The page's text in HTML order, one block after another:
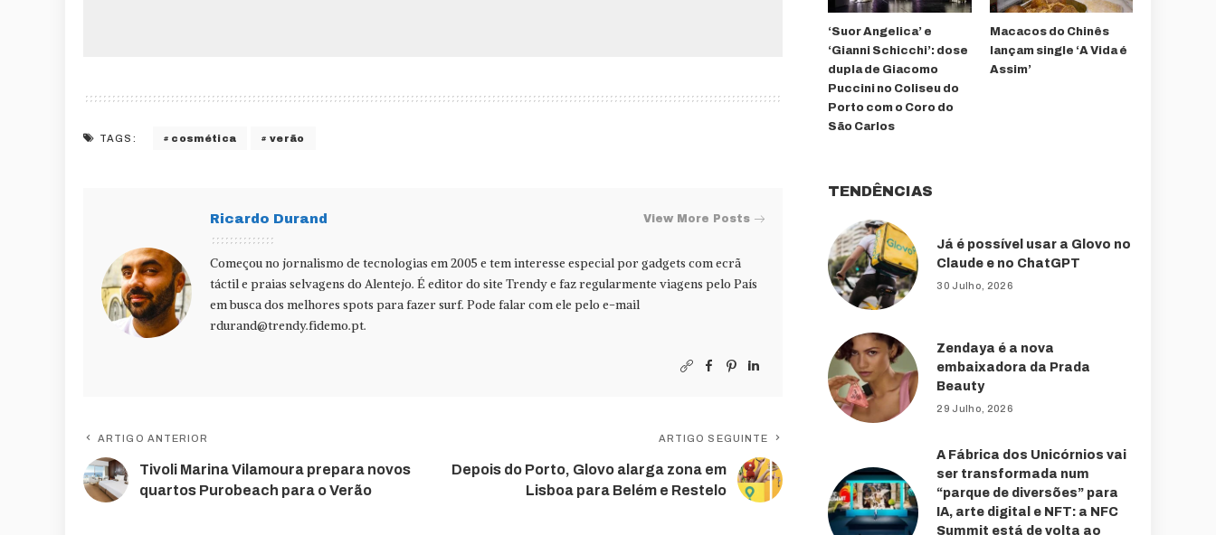
TAGS: cosmética verão
Ricardo Durand View More Posts
Começou no jornalismo de tecnologias em 2005 e tem interesse especial por gadgets com ecrã
táctil e praias selvagens do Alentejo. É editor do site Trendy e faz regularmente viagens pelo País
em busca dos melhores spots para fazer surf. Pode falar com ele pelo e-mail
rdurand@trendy.fidemo.pt.
ARTIGO ANTERIOR
Tivoli Marina Vilamoura prepara novos
quartos Purobeach para o Verão
ARTIGO SEGUINTE
Depois do Porto, Glovo alarga zona em
Lisboa para Belém e Restelo
‘Suor Angelica’ e
‘Gianni Schicchi’: dose
dupla de Giacomo
Puccini no Coliseu do
Porto com o Coro do
São Carlos
Macacos do Chinês
lançam single ‘A Vida é
Assim’
TENDÊNCIAS
Já é possível usar a Glovo no
Claude e no ChatGPT
30 Julho, 2026
Zendaya é a nova
embaixadora da Prada
Beauty
29 Julho, 2026
A Fábrica dos Unicórnios vai
ser transformada num
“parque de diversões” para
IA, arte digital e NFT: a NFC
Summit está de volta ao